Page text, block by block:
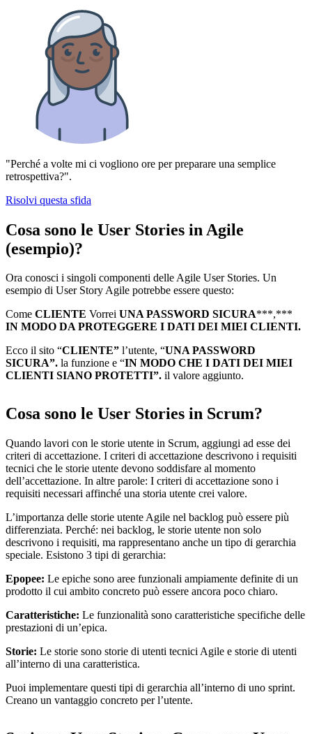
"Perché a volte mi ci vogliono ore per preparare una semplice
retrospettiva?".
Risolvi questa sfida
Cosa sono le User Stories in Agile
(esempio)?
Ora conosci i singoli componenti delle Agile User Stories. Un
esempio di User Story Agile potrebbe essere questo:
Come CLIENTE Vorrei UNA PASSWORD SICURA***,***
IN MODO DA PROTEGGERE I DATI DEI MIEI CLIENTI.
Ecco il sito “CLIENTE” l’utente, “UNA PASSWORD
SICURA”. la funzione e “IN MODO CHE I DATI DEI MIEI
CLIENTI SIANO PROTETTI”. il valore aggiunto.
Cosa sono le User Stories in Scrum?
Quando lavori con le storie utente in Scrum, aggiungi ad esse dei
criteri di accettazione. I criteri di accettazione descrivono i requisiti
tecnici che le storie utente devono soddisfare al momento
dell’accettazione. In altre parole: I criteri di accettazione sono i
requisiti necessari affinché una storia utente crei valore.
L’importanza delle storie utente Agile nel backlog può essere più
differenziata. Perché: nei backlog, le storie utente non solo
descrivono i requisiti, ma rappresentano anche un tipo di gerarchia
speciale. Esistono 3 tipi di gerarchia:
Epopee: Le epiche sono aree funzionali ampiamente definite di un
prodotto il cui ambito concreto può essere ancora poco chiaro.
Caratteristiche: Le funzionalità sono caratteristiche specifiche delle
prestazioni di un’epica.
Storie: Le storie sono storie di utenti tecnici Agile e storie di utenti
all’interno di una caratteristica.
Puoi implementare questi tipi di gerarchia all’interno di uno sprint.
Creano un vantaggio concreto per l’utente.